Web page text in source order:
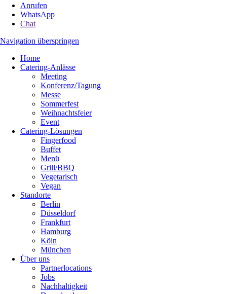
Anrufen
WhatsApp
Chat
Navigation überspringen
Home
Catering-Anlässe
Meeting
Konferenz/Tagung
Messe
Sommerfest
Weihnachtsfeier
Event
Catering-Lösungen
Fingerfood
Buffet
Menü
Grill/BBQ
Vegetarisch
Vegan
Standorte
Berlin
Düsseldorf
Frankfurt
Hamburg
Köln
München
Über uns
Partnerlocations
Jobs
Nachhaltigkeit